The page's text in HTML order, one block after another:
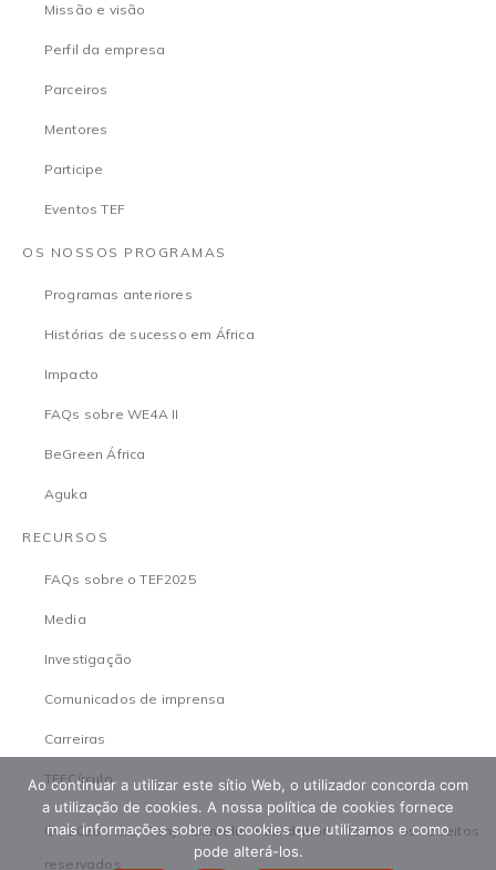
Missão e visão
Perfil da empresa
Parceiros
Mentores
Participe
Eventos TEF
OS NOSSOS PROGRAMAS
Programas anteriores
Histórias de sucesso em África
Impacto
FAQs sobre WE4A II
BeGreen África
Aguka
RECURSOS
FAQs sobre o TEF2025
Media
Investigação
Comunicados de imprensa
Carreiras
TEFCírculo
© 2026 The Tony Elumelu Foundation. Todos os direitos
reservados
Ao continuar a utilizar este sítio Web, o utilizador concorda com
a utilização de cookies. A nossa política de cookies fornece
mais informações sobre os cookies que utilizamos e como
pode alterá-los.